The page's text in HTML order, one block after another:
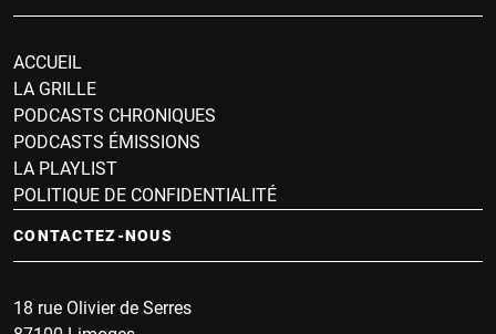
ACCUEIL
LA GRILLE
PODCASTS CHRONIQUES
PODCASTS ÉMISSIONS
LA PLAYLIST
POLITIQUE DE CONFIDENTIALITÉ
CONTACTEZ-NOUS
18 rue Olivier de Serres